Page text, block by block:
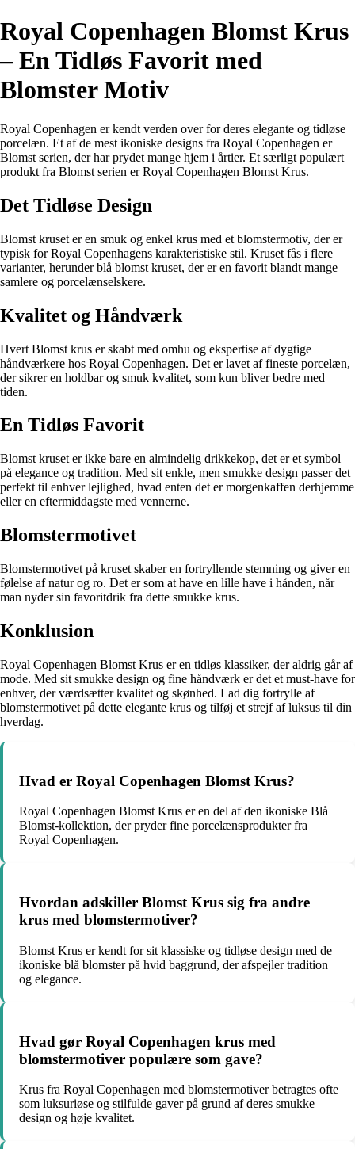
Royal Copenhagen Blomst Krus
– En Tidløs Favorit med
Blomster Motiv
Royal Copenhagen er kendt verden over for deres elegante og tidløse
porcelæn. Et af de mest ikoniske designs fra Royal Copenhagen er
Blomst serien, der har prydet mange hjem i årtier. Et særligt populært
produkt fra Blomst serien er Royal Copenhagen Blomst Krus.
Det Tidløse Design
Blomst kruset er en smuk og enkel krus med et blomstermotiv, der er
typisk for Royal Copenhagens karakteristiske stil. Kruset fås i flere
varianter, herunder blå blomst kruset, der er en favorit blandt mange
samlere og porcelænselskere.
Kvalitet og Håndværk
Hvert Blomst krus er skabt med omhu og ekspertise af dygtige
håndværkere hos Royal Copenhagen. Det er lavet af fineste porcelæn,
der sikrer en holdbar og smuk kvalitet, som kun bliver bedre med
tiden.
En Tidløs Favorit
Blomst kruset er ikke bare en almindelig drikkekop, det er et symbol
på elegance og tradition. Med sit enkle, men smukke design passer det
perfekt til enhver lejlighed, hvad enten det er morgenkaffen derhjemme
eller en eftermiddagste med vennerne.
Blomstermotivet
Blomstermotivet på kruset skaber en fortryllende stemning og giver en
følelse af natur og ro. Det er som at have en lille have i hånden, når
man nyder sin favoritdrik fra dette smukke krus.
Konklusion
Royal Copenhagen Blomst Krus er en tidløs klassiker, der aldrig går af
mode. Med sit smukke design og fine håndværk er det et must-have for
enhver, der værdsætter kvalitet og skønhed. Lad dig fortrylle af
blomstermotivet på dette elegante krus og tilføj et strejf af luksus til din
hverdag.
Hvad er Royal Copenhagen Blomst Krus?
Royal Copenhagen Blomst Krus er en del af den ikoniske Blå
Blomst-kollektion, der pryder fine porcelænsprodukter fra
Royal Copenhagen.
Hvordan adskiller Blomst Krus sig fra andre
krus med blomstermotiver?
Blomst Krus er kendt for sit klassiske og tidløse design med de
ikoniske blå blomster på hvid baggrund, der afspejler tradition
og elegance.
Hvad gør Royal Copenhagen krus med
blomstermotiver populære som gave?
Krus fra Royal Copenhagen med blomstermotiver betragtes ofte
som luksuriøse og stilfulde gaver på grund af deres smukke
design og høje kvalitet.